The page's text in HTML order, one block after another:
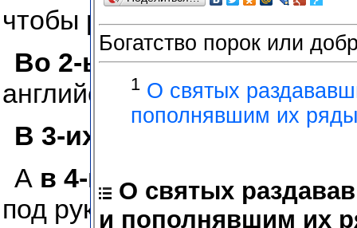
чтобы рассказать о +2800
Во 2-ыхнаделяет
английский комик.
В 3-их
он может спасти
А в 4-ыхего можно
под рукой.